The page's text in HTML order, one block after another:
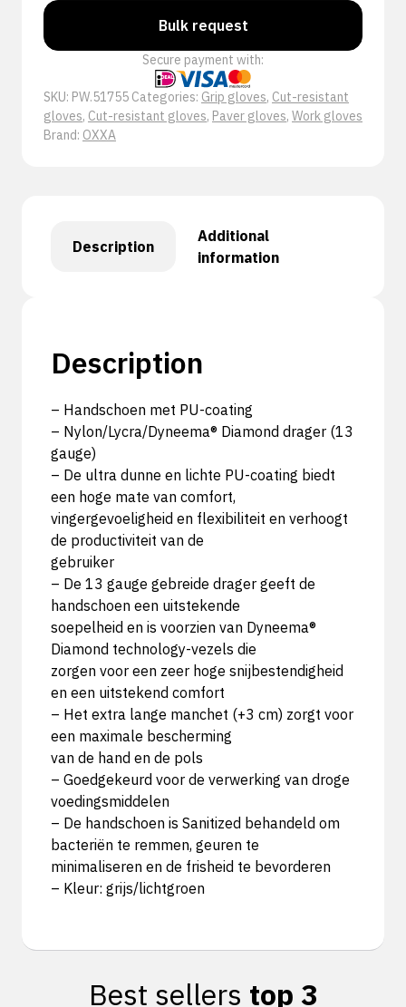
handschoen
quantity
Bulk request
Secure payment with:
SKU: PW.51755 Categories: Grip gloves, Cut-resistant
gloves, Cut-resistant gloves, Paver gloves, Work gloves
Brand: OXXA
Description
Additional
information
Description
– Handschoen met PU-coating
– Nylon/Lycra/Dyneema® Diamond drager (13
gauge)
– De ultra dunne en lichte PU-coating biedt
een hoge mate van comfort,
vingergevoeligheid en flexibiliteit en verhoogt
de productiviteit van de
gebruiker
– De 13 gauge gebreide drager geeft de
handschoen een uitstekende
soepelheid en is voorzien van Dyneema®
Diamond technology-vezels die
zorgen voor een zeer hoge snijbestendigheid
en een uitstekend comfort
– Het extra lange manchet (+3 cm) zorgt voor
een maximale bescherming
van de hand en de pols
– Goedgekeurd voor de verwerking van droge
voedingsmiddelen
– De handschoen is Sanitized behandeld om
bacteriën te remmen, geuren te
minimaliseren en de frisheid te bevorderen
– Kleur: grijs/lichtgroen
Best sellers top 3